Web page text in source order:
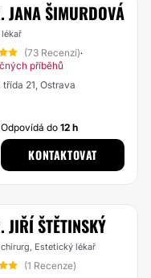
JANA ŠIMURDOVÁ
(73 Recenzí)·
příběhů
třída 21, Ostrava
Odpovídá do12 h
KONTAKTOVAT
JIŘÍ ŠTĚTINSKÝ
Estetický lékař
(1 Recenze)